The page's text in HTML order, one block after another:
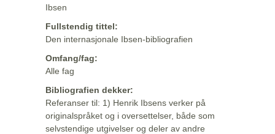
Ibsen
Fullstendig tittel:
Den internasjonale Ibsen-bibliografien
Omfang/fag:
Alle fag
Bibliografien dekker:
Referanser til: 1) Henrik Ibsens verker på
originalspråket og i oversettelser, både som
selvstendige utgivelser og deler av andre